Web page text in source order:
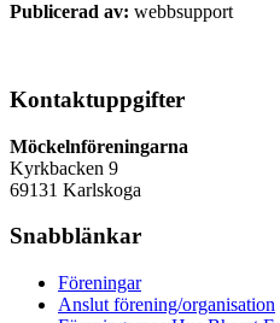
Publicerad av: webbsupport
Kontaktuppgifter
Möckelnföreningarna
Kyrkbacken 9
69131 Karlskoga
Snabblänkar
Föreningar
Anslut förening/organisation